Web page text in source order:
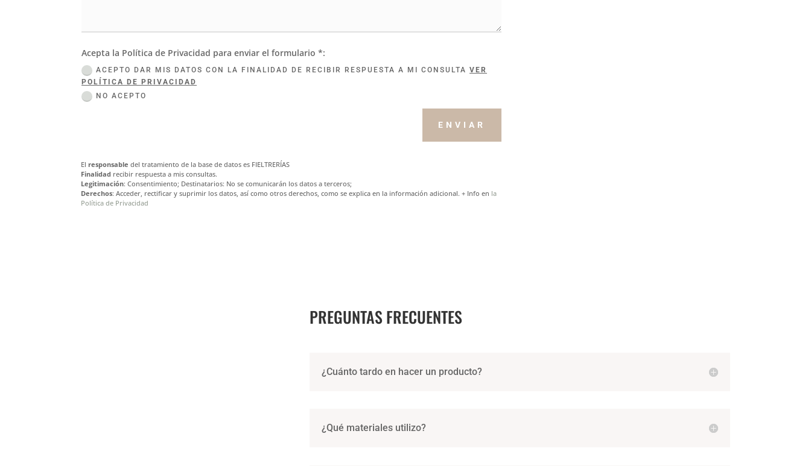
Acepta la Política de Privacidad para enviar el formulario *:
ACEPTO DAR MIS DATOS CON LA FINALIDAD DE RECIBIR RESPUESTA A MI CONSULTAVER
POLÍTICA DE PRIVACIDAD
NO ACEPTO
ENVIAR
El responsable del tratamiento de la base de datos es FIELTRERÍAS
Finalidad recibir respuesta a mis consultas.
Legitimación: Consentimiento; Destinatarios: No se comunicarán los datos a terceros;
Derechos: Acceder, rectificar y suprimir los datos, así como otros derechos, como se explica en la información adicional. + Info en la
Política de Privacidad
PREGUNTAS FRECUENTES
¿Cuánto tardo en hacer un producto?
¿Qué materiales utilizo?